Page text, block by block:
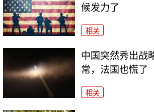
候发力了
相关
中国突然秀出战
常，法国也慌了
相关